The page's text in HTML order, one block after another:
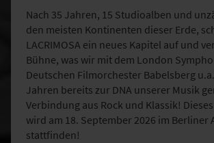
Nach 35 Jahren, 15 Studioalben und
den meisten Kontinenten dieser Erde,
LACRIMOSA ein neues Kapitel auf und
Bühne, was wir mit dem London
Deutschen Filmorchester Babelsberg
Jahren bereits zur DNA unserer Musik
Verbindung aus Rock und Klassik!
wird am 18. September 2026 im Berliner
stattfinden!